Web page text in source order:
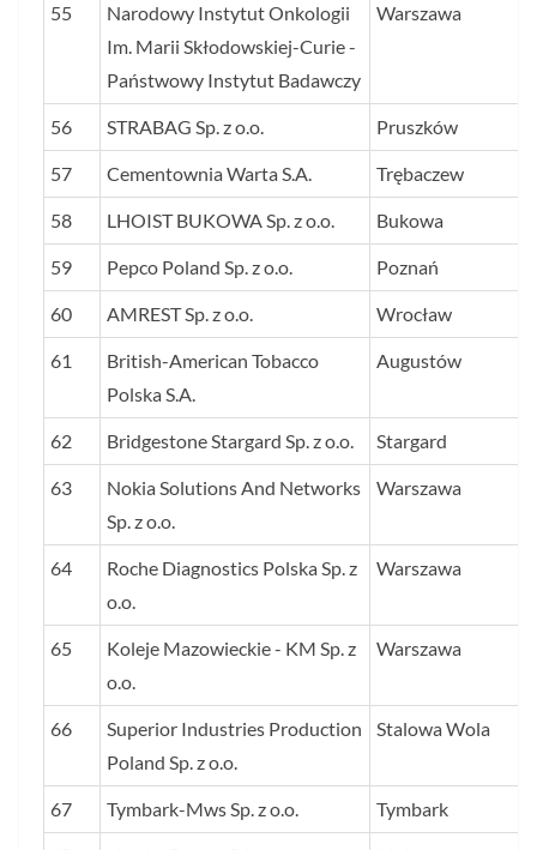
55
Narodowy Instytut Onkologii
Im. Marii Skłodowskiej-Curie -
Państwowy Instytut Badawczy
Warszawa
56 STRABAG Sp. z o.o. Pruszków
57 Cementownia Warta S.A. Trębaczew
58 LHOIST BUKOWA Sp. z o.o. Bukowa
59 Pepco Poland Sp. z o.o. Poznań
60 AMREST Sp. z o.o. Wrocław
61
British-American Tobacco
Polska S.A.
Augustów
62 Bridgestone Stargard Sp. z o.o. Stargard
63
Nokia Solutions And Networks
Sp. z o.o.
Warszawa
64
Roche Diagnostics Polska Sp. z
o.o.
Warszawa
65
Koleje Mazowieckie - KM Sp. z
o.o.
Warszawa
66
Superior Industries Production
Poland Sp. z o.o.
Stalowa Wola
67 Tymbark-Mws Sp. z o.o. Tymbark